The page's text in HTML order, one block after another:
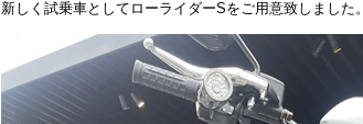
新しく試乗車としてローライダーSをご用意致しました。